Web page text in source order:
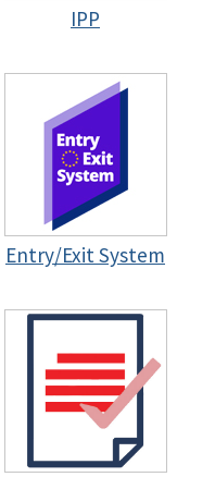
IPP
Entry/Exit System